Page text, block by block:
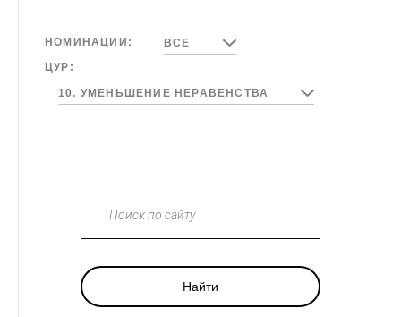
НОМИНАЦИИ:
ВСЕ
ЦУР:
10. УМЕНЬШЕНИЕ НЕРАВЕНСТВА
Поиск по сайту
Найти